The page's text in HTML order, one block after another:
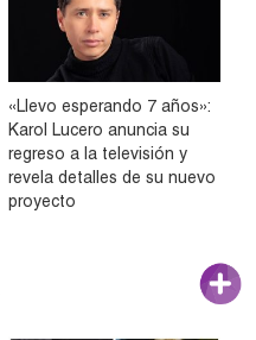
«Llevo esperando 7 años»:
Karol Lucero anuncia su
regreso a la televisión y
revela detalles de su nuevo
proyecto